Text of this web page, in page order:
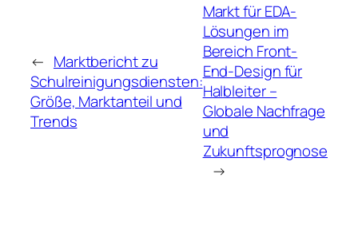
← Marktbericht zu
Schulreinigungsdiensten:
Größe, Marktanteil und
Trends
Markt für EDA-
Lösungen im
Bereich Front-
End-Design für
Halbleiter –
Globale Nachfrage
und
Zukunftsprognose
→